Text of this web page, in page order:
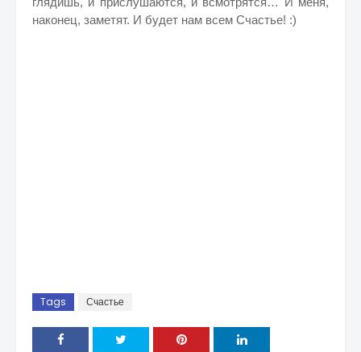
наконец, заметят. И будет нам всем Счастье! :)
Tags Счастье